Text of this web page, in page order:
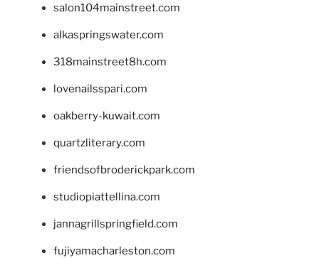
salon104mainstreet.com
alkaspringswater.com
318mainstreet8h.com
lovenailsspari.com
oakberry-kuwait.com
quartzliterary.com
friendsofbroderickpark.com
studiopiattellina.com
jannagrillspringfield.com
fujiyamacharleston.com